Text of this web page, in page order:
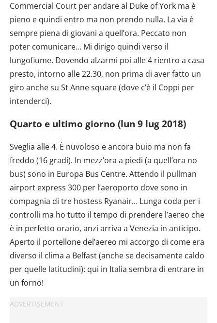
Commercial Court per andare al Duke of York ma è
pieno e quindi entro ma non prendo nulla. La via è
sempre piena di giovani a quell’ora. Peccato non
poter comunicare… Mi dirigo quindi verso il
lungofiume. Dovendo alzarmi poi alle 4 rientro a casa
presto, intorno alle 22.30, non prima di aver fatto un
giro anche su St Anne square (dove c’è il Coppi per
intenderci).
Quarto e ultimo giorno (lun 9 lug 2018)
Sveglia alle 4. È nuvoloso e ancora buio ma non fa
freddo (16 gradi). In mezz’ora a piedi (a quell’ora no
bus) sono in Europa Bus Centre. Attendo il pullman
airport express 300 per l’aeroporto dove sono in
compagnia di tre hostess Ryanair… Lunga coda per i
controlli ma ho tutto il tempo di prendere l’aereo che
è in perfetto orario, anzi arriva a Venezia in anticipo.
Aperto il portellone del’aereo mi accorgo di come era
diverso il clima a Belfast (anche se decisamente caldo
per quelle latitudini): qui in Italia sembra di entrare in
un forno!